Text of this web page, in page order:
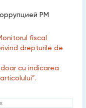
РМ
fiscal
drepturile de
cu indicarea